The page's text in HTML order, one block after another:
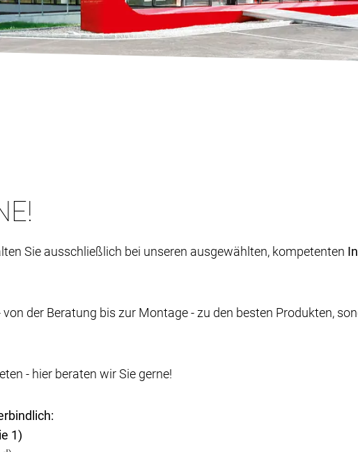
Sie ausschließlich bei unseren ausgewählten, kompetenten
der Beratung bis zur Montage - zu den besten Produkten,
- hier beraten wir Sie gerne!
1)